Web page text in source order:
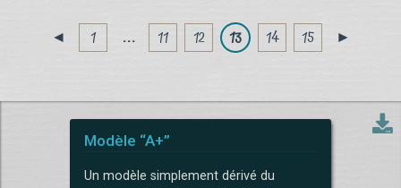
◄ 1 . . . 11 12 13 14 15 ►
Modèle “A+”
Un modèle simplement dérivé du